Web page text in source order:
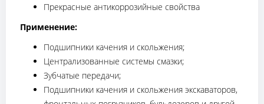
Прекрасные антикоррозийные свойства
Применение:
Подшипники качения и скольжения;
Централизованные системы смазки;
Зубчатые передачи;
Подшипники качения и скольжения экскаваторов,